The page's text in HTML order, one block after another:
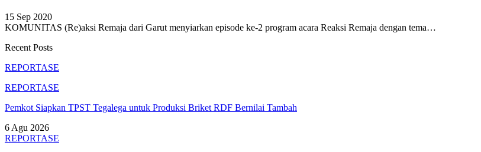
15 Sep 2020
KOMUNITAS (Re)aksi Remaja dari Garut menyiarkan episode ke-2 program acara Reaksi Remaja dengan tema…
Recent Posts
REPORTASE
REPORTASE
Pemkot Siapkan TPST Tegalega untuk Produksi Briket RDF Bernilai Tambah
6 Agu 2026
REPORTASE